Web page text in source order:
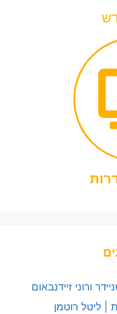
ורוני זיידנבאום
| ליטל רוטמן